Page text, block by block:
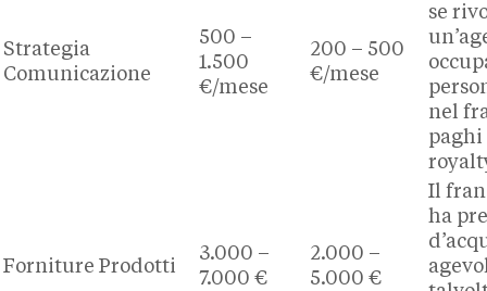
Strategia
Comunicazione
500 –
1.500
€/mese
200 – 500
€/mese
se
nel
paghi
Forniture Prodotti
3.000 –
7.000 €
2.000 –
5.000 €
Il
ha